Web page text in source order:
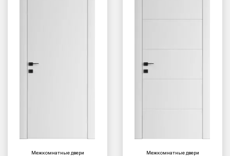
Межкомнатные двери Межкомнатные двери